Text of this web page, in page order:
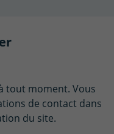
tout moment. Vous
de contact dans
du site.